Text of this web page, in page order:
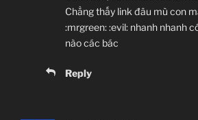
Chẳng thấy link đâu mù con
:mrgreen: :evil: nhanh nhanh
nào các bác
Reply